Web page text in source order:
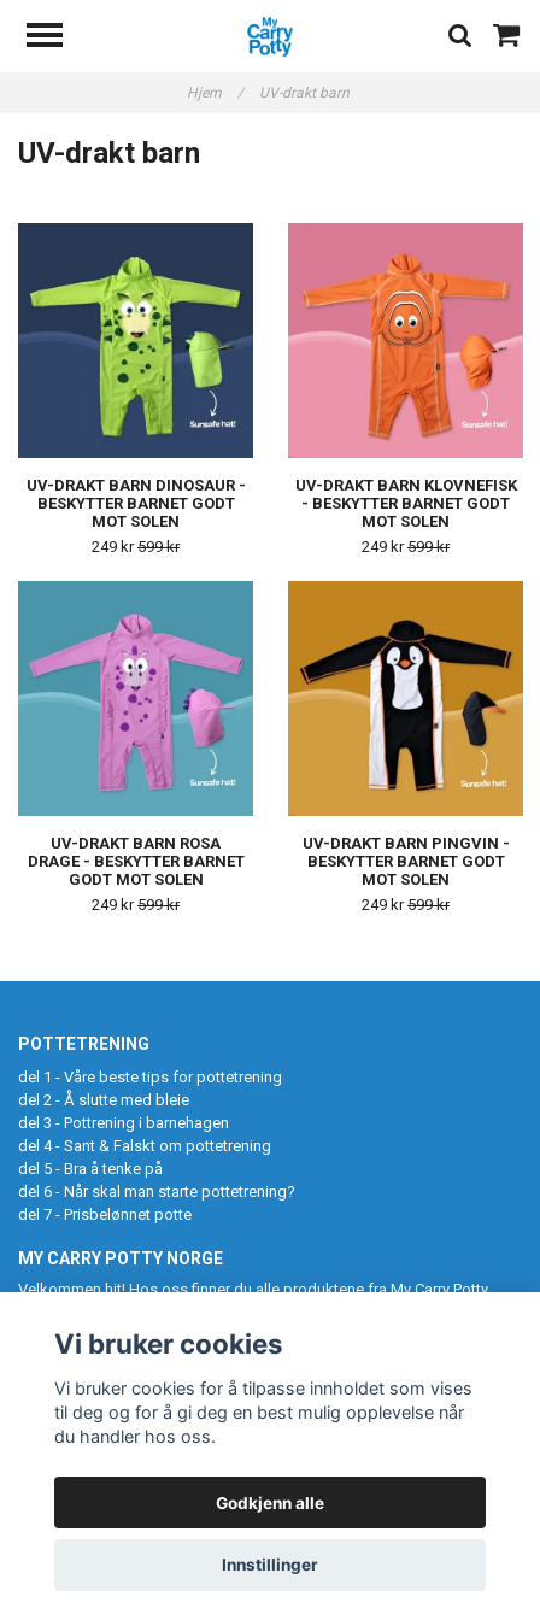
Hjem / UV-drakt barn
UV-drakt barn
UV-DRAKT BARN DINOSAUR -
BESKYTTER BARNET GODT
MOT SOLEN
249 kr599 kr
UV-DRAKT BARN KLOVNEFISK
- BESKYTTER BARNET GODT
MOT SOLEN
249 kr599 kr
UV-DRAKT BARN ROSA
DRAGE - BESKYTTER BARNET
GODT MOT SOLEN
249 kr599 kr
UV-DRAKT BARN PINGVIN -
BESKYTTER BARNET GODT
MOT SOLEN
249 kr599 kr
POTTETRENING
del 1 - Våre beste tips for potte­trening
del 2 - Å slutte med bleie
del 3 - Pottrening i barnehagen
del 4 - Sant & Falskt om pottetrening
del 5 - Bra å tenke på
del 6 - Når skal man starte pottetrening?
del 7 - Prisbelønnet potte
MY CARRY POTTY NORGE
Velkommen hit! Hos oss finner du alle produktene fra My Carry Potty
og tagg oss i ditt kjøp. My Carry Potty gjør pottetreningen enklere og
© Copyright My Carry Potty Norge
Vi bruker cookies
Vi bruker cookies for å tilpasse innholdet som vises
til deg og for å gi deg en best mulig opplevelse når
du handler hos oss.
Godkjenn alle
Innstillinger